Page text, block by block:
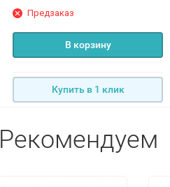
Предзаказ
В корзину
Купить в 1 клик
Рекомендуем